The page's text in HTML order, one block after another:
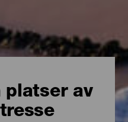
platser av